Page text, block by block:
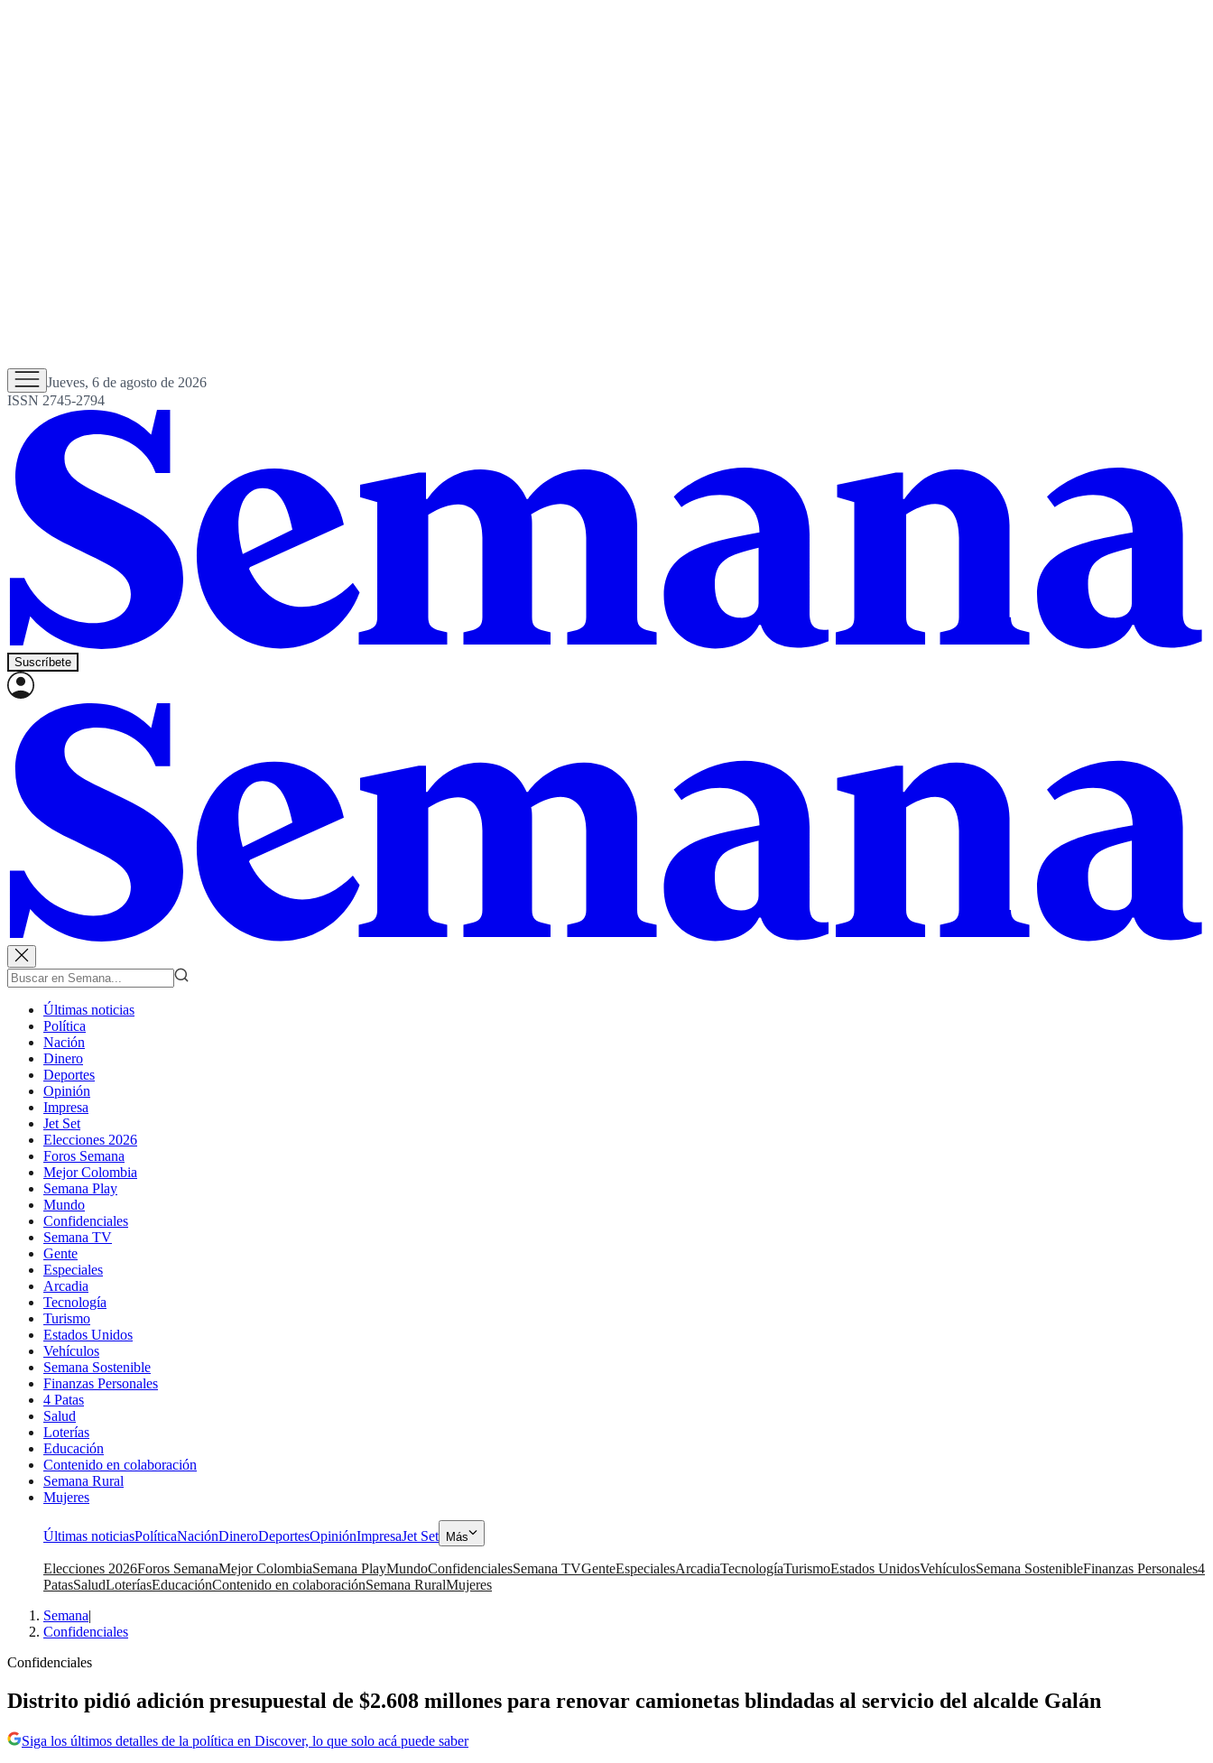
Jueves, 6 de agosto de 2026
ISSN 2745-2794
Suscríbete
Últimas noticias
Política
Nación
Dinero
Deportes
Opinión
Impresa
Jet Set
Elecciones 2026
Foros Semana
Mejor Colombia
Semana Play
Mundo
Confidenciales
Semana TV
Gente
Especiales
Arcadia
Tecnología
Turismo
Estados Unidos
Vehículos
Semana Sostenible
Finanzas Personales
4 Patas
Salud
Loterías
Educación
Contenido en colaboración
Semana Rural
Mujeres
Últimas noticiasPolíticaNaciónDineroDeportesOpiniónImpresaJet Set Más
Elecciones 2026Foros SemanaMejor ColombiaSemana PlayMundoConfidencialesSemana TVGenteEspecialesArcadiaTecnologíaTurismoEstados UnidosVehículosSemana SostenibleFinanzas Personales4
PatasSaludLoteríasEducaciónContenido en colaboraciónSemana RuralMujeres
Semana|
Confidenciales
Confidenciales
Distrito pidió adición presupuestal de $2.608 millones para renovar camionetas blindadas al servicio del alcalde Galán
Siga los últimos detalles de la política en Discover, lo que solo acá puede saber